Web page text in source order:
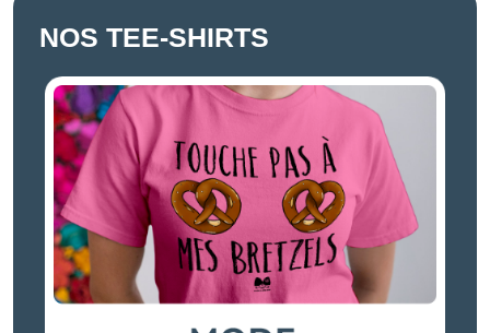
NOS TEE-SHIRTS